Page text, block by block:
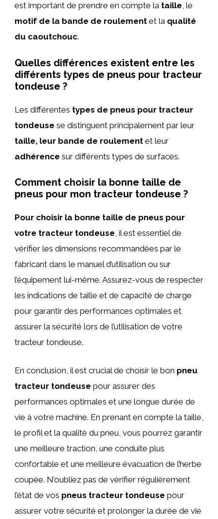
est important de prendre en compte la taille, le
motif de la bande de roulement et la qualité
du caoutchouc.
Quelles différences existent entre les
différents types de pneus pour tracteur
tondeuse ?
Les différentes types de pneus pour tracteur
tondeuse se distinguent principalement par leur
taille, leur bande de roulement et leur
adhérence sur différents types de surfaces.
Comment choisir la bonne taille de
pneus pour mon tracteur tondeuse ?
Pour choisir la bonne taille de pneus pour
votre tracteur tondeuse, il est essentiel de
vérifier les dimensions recommandées par le
fabricant dans le manuel d’utilisation ou sur
l’équipement lui-même. Assurez-vous de respecter
les indications de taille et de capacité de charge
pour garantir des performances optimales et
assurer la sécurité lors de l’utilisation de votre
tracteur tondeuse.
En conclusion, il est crucial de choisir le bon pneu
tracteur tondeuse pour assurer des
performances optimales et une longue durée de
vie à votre machine. En prenant en compte la taille,
le profil et la qualité du pneu, vous pourrez garantir
une meilleure traction, une conduite plus
confortable et une meilleure évacuation de l’herbe
coupée. N’oubliez pas de vérifier régulièrement
l’état de vos pneus tracteur tondeuse pour
assurer votre sécurité et prolonger la durée de vie